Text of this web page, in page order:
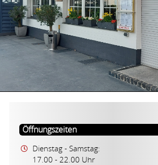
Öffnungszeiten
Dienstag - Samstag:
17.00 - 22.00 Uhr